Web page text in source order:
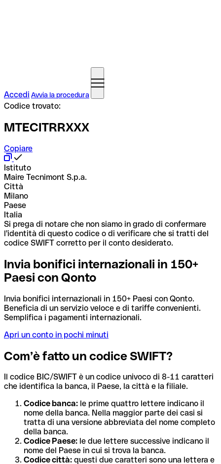
Accedi Avvia la procedura
Codice trovato:
MTECITRRXXX
Copiare
Istituto
Maire Tecnimont S.p.a.
Città
Milano
Paese
Italia
Si prega di notare che non siamo in grado di confermare
l'identità di questo codice o di verificare che si tratti del
codice SWIFT corretto per il conto desiderato.
Invia bonifici internazionali in 150+
Paesi con Qonto
Invia bonifici internazionali in 150+ Paesi con Qonto.
Beneficia di un servizio veloce e di tariffe convenienti.
Semplifica i pagamenti internazionali.
Apri un conto in pochi minuti
Com’è fatto un codice SWIFT?
Il codice BIC/SWIFT è un codice univoco di 8-11 caratteri
che identifica la banca, il Paese, la città e la filiale.
Codice banca: le prime quattro lettere indicano il
nome della banca. Nella maggior parte dei casi si
tratta di una versione abbreviata del nome completo
della banca.
Codice Paese: le due lettere successive indicano il
nome del Paese in cui si trova la banca.
Codice città: questi due caratteri sono una lettera e